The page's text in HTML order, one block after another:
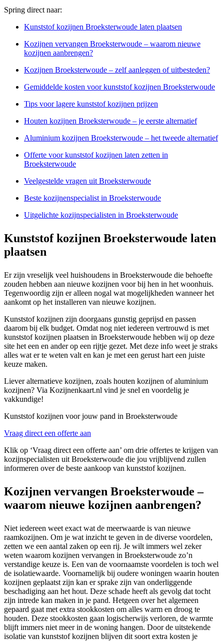
Spring direct naar:
Kunststof kozijnen Broeksterwoude laten plaatsen
Kozijnen vervangen Broeksterwoude – waarom nieuwe
kozijnen aanbrengen?
Kozijnen Broeksterwoude – zelf aanleggen of uitbesteden?
Gemiddelde kosten voor kunststof kozijnen Broeksterwoude
Tips voor lagere kunststof kozijnen prijzen
Houten kozijnen Broeksterwoude – je eerste alternatief
Aluminium kozijnen Broeksterwoude – het tweede alternatief
Offerte voor kunststof kozijnen laten zetten in
Broeksterwoude
Veelgestelde vragen uit Broeksterwoude
Beste kozijnenspecialist in Broeksterwoude
Uitgelichte kozijnspecialisten in Broeksterwoude
Kunststof kozijnen Broeksterwoude laten
plaatsen
Er zijn vreselijk veel huishoudens in Broeksterwoude die behoefte
zouden hebben aan nieuwe kozijnen voor bij hen in het woonhuis.
Tegenwoordig zijn er alleen nogal wat mogelijkheden wanneer het
aankomt op het installeren van nieuwe kozijnen.
Kunststof kozijnen zijn doorgaans gunstig geprijsd en passen
daarom bij elk budget. Omdat nog niet iedereen vertrouwd is met
kunststof kozijnen plaatsen in Broeksterwoude hebben wij op deze
site het een en ander op een rijtje gezet. Met deze info weet je straks
alles wat er te weten valt en kan je met een gerust hart een juiste
keuze maken.
Liever alternatieve kozijnen, zoals houten kozijnen of aluminium
kozijnen? Via Kozijnenkaart.nl vind je snel en voordelig je
vakkundige!
Kunststof kozijnen voor jouw pand in Broeksterwoude
Vraag direct een offerte aan
Klik op ‘Vraag direct een offerte aan’ om drie offertes te krijgen van
kozijnspecialisten uit Broeksterwoude die jou vrijblijvend zullen
informeren over de beste aankoop van kunststof kozijnen.
Kozijnen vervangen Broeksterwoude –
waarom nieuwe kozijnen aanbrengen?
Niet iedereen weet exact wat de meerwaarde is van nieuwe
raamkozijnen. Om je wat inzicht te geven in de diverse voordelen,
zetten we een aantal zaken op een rij. Je wilt immers wel zeker
weten waarom kozijnen vervangen in Broeksterwoude zo’n
verstandige keuze is. Een van de voornaamste voordelen is toch wel
de isolatiewaarde. Voornamelijk bij oudere woningen waarin houten
kozijnen geplaatst zijn kan er sprake zijn van onderliggende
beschadiging aan het hout. Deze schade heeft als gevolg dat tocht
zijn intrede kan maken in je pand. Hetgeen over het algemeen
gepaard gaat met extra stookkosten om alles warm en droog te
houden. Deze stookkosten gaan logischerwijs verloren, de warmte
blijft immers niet meer in de woning hangen. Door de uitstekende
isolatie van kunststof kozijnen blijven dit soort extra kosten je